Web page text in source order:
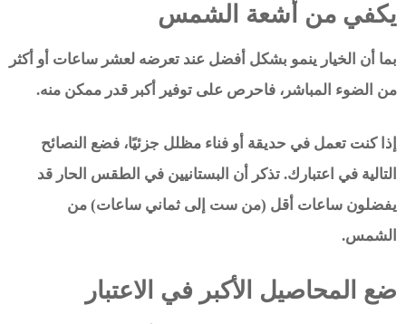
يكفي من أشعة الشمس
بما أن الخيار ينمو بشكل أفضل عند تعرضه لعشر ساعات أو أكثر
من الضوء المباشر، فاحرص على توفير أكبر قدر ممكن منه.
إذا كنت تعمل في حديقة أو فناء مظلل جزئيًا، فضع النصائح
التالية في اعتبارك. تذكر أن البستانيين في الطقس الحار قد
يفضلون ساعات أقل (من ست إلى ثماني ساعات) من
الشمس.
ضع المحاصيل الأكبر في الاعتبار